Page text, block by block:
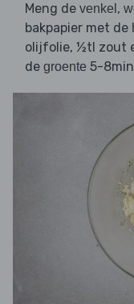
Meng de venkel ,
bakpapier met de
olijfolie, ½tl zout
de groente 5-